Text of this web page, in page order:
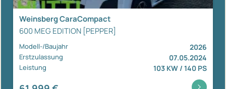
Weinsberg CaraCompact
600 MEG EDITION [PEPPER]
Modell-/Baujahr 2026
Erstzulassung 07.05.2024
Leistung 103 KW / 140 PS